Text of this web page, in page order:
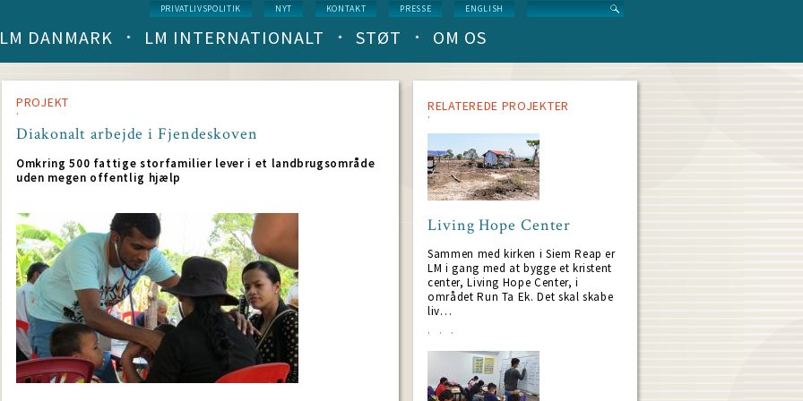
Service
menu
PRIVATLIVSPOLITIK NYT KONTAKT PRESSE ENGLISH
Main
(level
1)
LM DANMARK LM INTERNATIONALT STØT OM OS
PROJEKT
Diakonalt arbejde i Fjendeskoven
Omkring 500 fattige storfamilier lever i et landbrugsområde
uden megen offentlig hjælp
RELATEREDE PROJEKTER
Living Hope Center
Sammen med kirken i Siem Reap er
LM i gang med at bygge et kristent
center, Living Hope Center, i
området Run Ta Ek. Det skal skabe
liv…